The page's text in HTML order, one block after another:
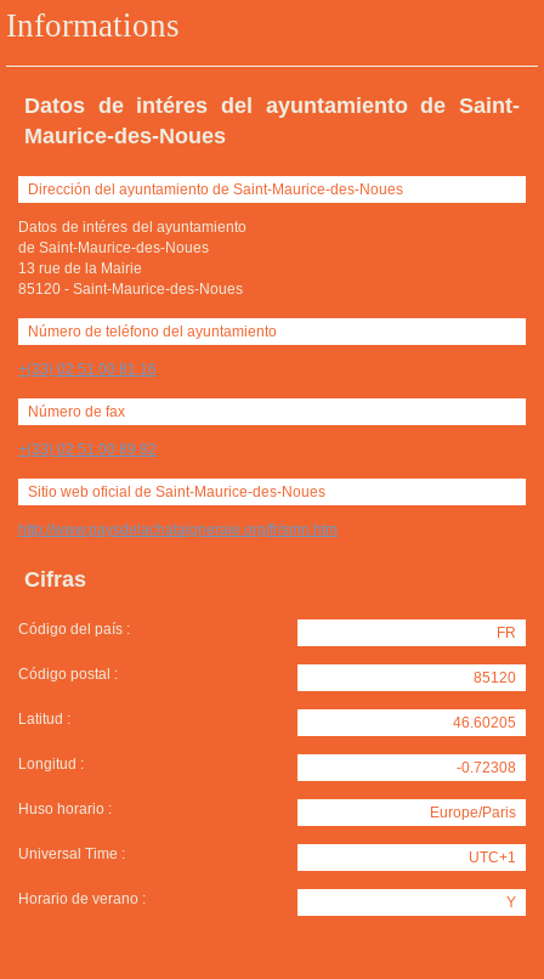
Informations
Datos de intéres del ayuntamiento de Saint-
Maurice-des-Noues
Dirección del ayuntamiento de Saint-Maurice-des-Noues
Datos de intéres del ayuntamiento
de Saint-Maurice-des-Noues
13 rue de la Mairie
85120 - Saint-Maurice-des-Noues
Número de teléfono del ayuntamiento
+(33) 02 51 00 81 16
Número de fax
+(33) 02 51 00 89 82
Sitio web oficial de Saint-Maurice-des-Noues
http://www.paysdelachataigneraie.org/fr/smn.htm
Cifras
Código del país : FR
Código postal : 85120
Latitud : 46.60205
Longitud : -0.72308
Huso horario : Europe/Paris
Universal Time : UTC+1
Horario de verano : Y